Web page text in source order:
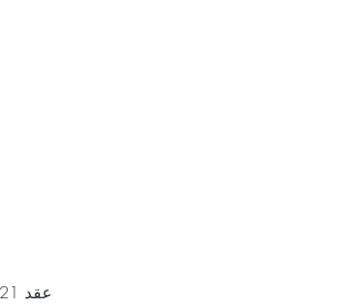
عقد AnimeJapan 2021 عبر الإنترنت, 日本、〒135-8701 東京都港区台場２丁目６−１